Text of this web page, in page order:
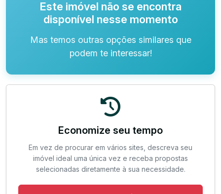
Este imóvel não se encontra
disponível nesse momento
Mas temos outras opções similares que
podem te interessar!
Economize seu tempo
Em vez de procurar em vários sites, descreva seu
imóvel ideal uma única vez e receba propostas
selecionadas diretamente à sua necessidade.